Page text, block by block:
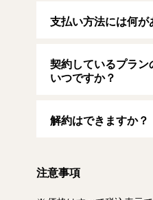
支払い方法には何が
す。
【クレジットカード】
契約しているプラン
いつですか？
ンのご利用期間は、
解約はできますか？
事をお読みいただけま
注意事項